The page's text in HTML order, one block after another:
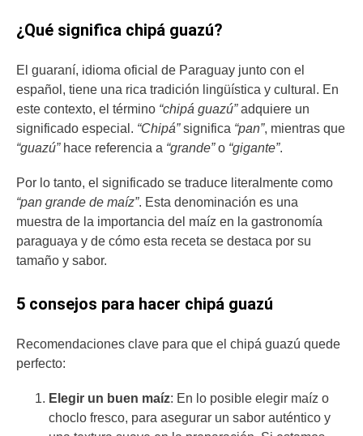
¿Qué significa chipá guazú?
El guaraní, idioma oficial de Paraguay junto con el
español, tiene una rica tradición lingüística y cultural. En
este contexto, el término “chipá guazú”adquiere un
significado especial. “Chipá”significa “pan”, mientras que
“guazú”hace referencia a “grande”o “gigante”.
Por lo tanto, el significado se traduce literalmente como
“pan grande de maíz”. Esta denominación es una
muestra de la importancia del maíz en la gastronomía
paraguaya y de cómo esta receta se destaca por su
tamaño y sabor.
5 consejos para hacer chipá guazú
Recomendaciones clave para que el chipá guazú quede
perfecto:
Elegir un buen maíz: En lo posible elegir maíz o
choclo fresco, para asegurar un sabor auténtico y